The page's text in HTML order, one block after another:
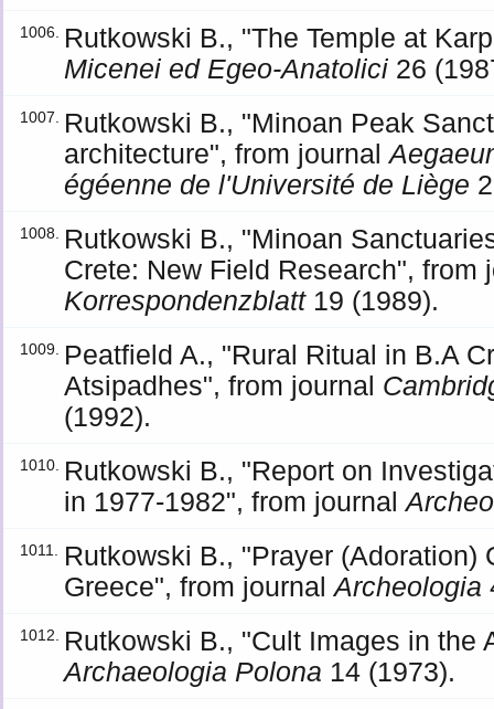
1006.
Rutkowski B., "The Temple at
Micenei ed Egeo-Anatolici 26
1007.
Rutkowski B., "Minoan Peak
architecture", from journal
égéenne de l'Université de Liège
1008.
Rutkowski B., "Minoan
Crete: New Field Research", from
Korrespondenzblatt19 (1989).
1009.
Peatfield A., "Rural Ritual in B.A
Atsipadhes", from journal
(1992).
1010.
Rutkowski B., "Report on
in 1977-1982", from journal
1011.
Rutkowski B., "Prayer (Adoration)
Greece", from journalArcheologia
1012.
Rutkowski B., "Cult Images in the
Archaeologia Polona 14 (1973).